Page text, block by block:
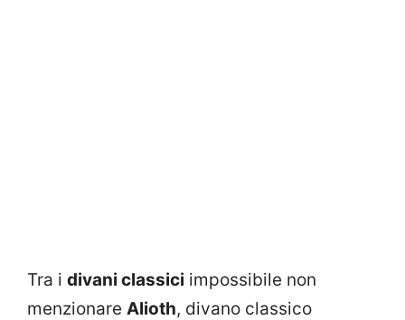
Tra i divani classici impossibile non
menzionare Alioth, divano classico